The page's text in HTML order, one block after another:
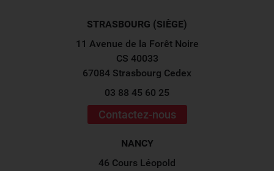
STRASBOURG (SIÈGE)
11 Avenue de la Forêt Noire
CS 40033
67084 Strasbourg Cedex
03 88 45 60 25
Contactez-nous
NANCY
46 Cours Léopold